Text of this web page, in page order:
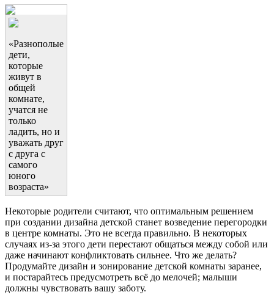
«Разнополые
дети,
которые
живут в
общей
комнате,
учатся не
только
ладить, но и
уважать друг
с друга с
самого
юного
возраста»
Некоторые родители считают, что оптимальным решением
при создании дизайна детской станет возведение перегородки
в центре комнаты. Это не всегда правильно. В некоторых
случаях из-за этого дети перестают общаться между собой или
даже начинают конфликтовать сильнее. Что же делать?
Продумайте дизайн и зонирование детской комнаты заранее,
и постарайтесь предусмотреть всё до мелочей; малыши
должны чувствовать вашу заботу.